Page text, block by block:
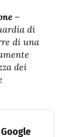
–
di
di una
dei